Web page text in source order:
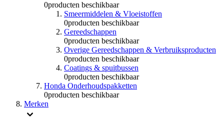
0producten beschikbaar
Smeermiddelen & Vloeistoffen
0producten beschikbaar
Gereedschappen
0producten beschikbaar
Overige Gereedschappen & Verbruiksproducten
0producten beschikbaar
Coatings & spuitbussen
0producten beschikbaar
Honda Onderhoudspakketten
0producten beschikbaar
Merken